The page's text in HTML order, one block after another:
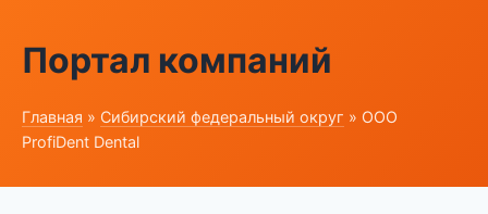
Портал компаний
Главная » Сибирский федеральный округ » ООО
ProfiDent Dental